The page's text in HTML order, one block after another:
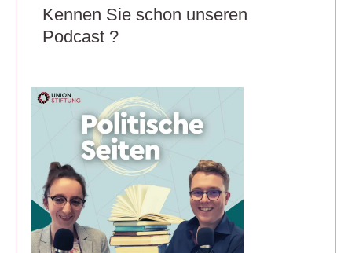
Kennen Sie schon unseren
Podcast ?